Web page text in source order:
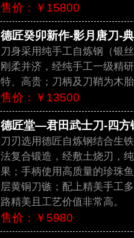
售价：￥15800
德匠癸卯新作-影月唐刀-
刀身采用纯手工自炼钢（银
刚柔并济，经纯手工一级精
特、高贵；刀柄及刀鞘为木
售价：￥13500
德匠堂—君田武士刀-四
刀刃选用德匠自炼钢结合生
法复合锻造，经敷土烧刃，
果；手柄使用高质量的珍珠
层黄铜刀镞；配上精美手工
路精美且工艺价值非常高。
售价：￥5980